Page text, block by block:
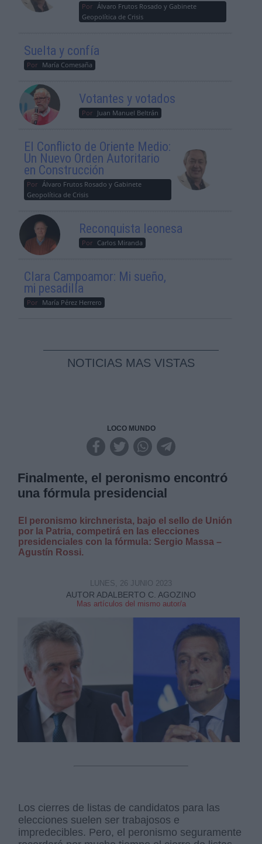
Por Álvaro Frutos Rosado y Gabinete
Geopolítica de Crisis
Suelta y confía
Por María Comesaña
Votantes y votados
Por Juan Manuel Beltrán
El Conflicto de Oriente Medio:
Un Nuevo Orden Autoritario
en Construcción
Por Álvaro Frutos Rosado y Gabinete
Geopolítica de Crisis
Reconquista leonesa
Por Carlos Miranda
Clara Campoamor: Mi sueño,
mi pesadilla
Por María Pérez Herrero
NOTICIAS MAS VISTAS
LOCO MUNDO
Finalmente, el peronismo encontró
una fórmula presidencial
El peronismo kirchnerista, bajo el sello de Unión
por la Patria, competirá en las elecciones
presidenciales con la fórmula: Sergio Massa –
Agustín Rossi.
AUTOR ADALBERTO C. AGOZINO
Mas artículos del mismo autor/a
LUNES, 26 JUNIO 2023
Los cierres de listas de candidatos para las
elecciones suelen ser trabajosos e
impredecibles. Pero, el peronismo seguramente